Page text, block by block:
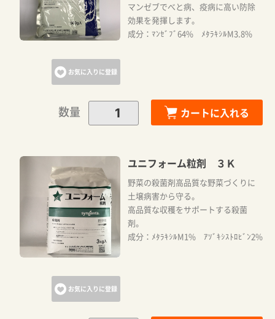
お気に入りに登録
マンゼブでべと病、疫病に高い防除
効果を発揮します。
成分：ﾏﾝｾﾞﾌﾞ64% ﾒﾀﾗｷｼﾙM3.8%
数量 カートに入れる
お気に入りに登録
ユニフォーム粒剤 ３Ｋ
野菜の殺菌剤高品質な野菜づくりに
土壌病害から守る。
高品質な収穫をサポートする殺菌
剤。
成分：ﾒﾀﾗｷｼﾙM1% ｱｿﾞｷｼｽﾄﾛﾋﾞﾝ2%